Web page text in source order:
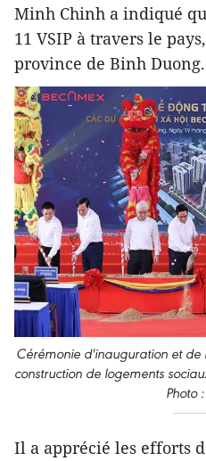
Minh Chinh a indiqué
11 VSIP à travers le
province de Binh Duong.
Cérémonie d'inauguration et de
construction de logements
Photo
Il a apprécié les efforts